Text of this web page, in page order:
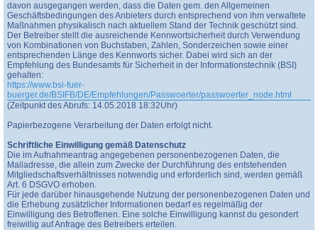
davon ausgegangen werden, dass die Daten gem. den Allgemeinen
Geschäftsbedingungen des Anbieters durch entsprechend von ihm verwaltete
Maßnahmen physikalisch nach aktuellem Stand der Technik geschützt sind.
Der Betreiber stellt die ausreichende Kennwortsicherheit durch Verwendung
von Kombinationen von Buchstaben, Zahlen, Sonderzeichen sowie einer
entsprechenden Länge des Kennworts sicher. Dabei wird sich an der
Empfehlung des Bundesamts für Sicherheit in der Informationstechnik (BSI)
gehalten:
https://www.bsi-fuer-
buerger.de/BSIFB/DE/Empfehlungen/Passwoerter/passwoerter_node.html
(Zeitpunkt des Abrufs: 14.05.2018 18:32Uhr)
Papierbezogene Verarbeitung der Daten erfolgt nicht.
Schriftliche Einwilligung gemäß Datenschutz
Die im Aufnahmeantrag angegebenen personenbezogenen Daten, die
Mailadresse, die allein zum Zwecke der Durchführung des entstehenden
Mitgliedschaftsverhältnisses notwendig und erforderlich sind, werden gemäß
Art. 6 DSGVO erhoben.
Für jede darüber hinausgehende Nutzung der personenbezogenen Daten und
die Erhebung zusätzlicher Informationen bedarf es regelmäßig der
Einwilligung des Betroffenen. Eine solche Einwilligung kannst du gesondert
freiwillig auf Anfrage des Betreibers erteilen.